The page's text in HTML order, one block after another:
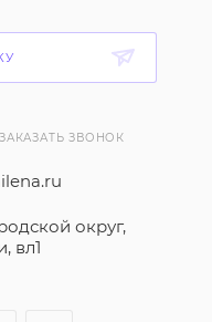
ЗАКАЗАТЬ ЗВОНОК
округ,
вл1